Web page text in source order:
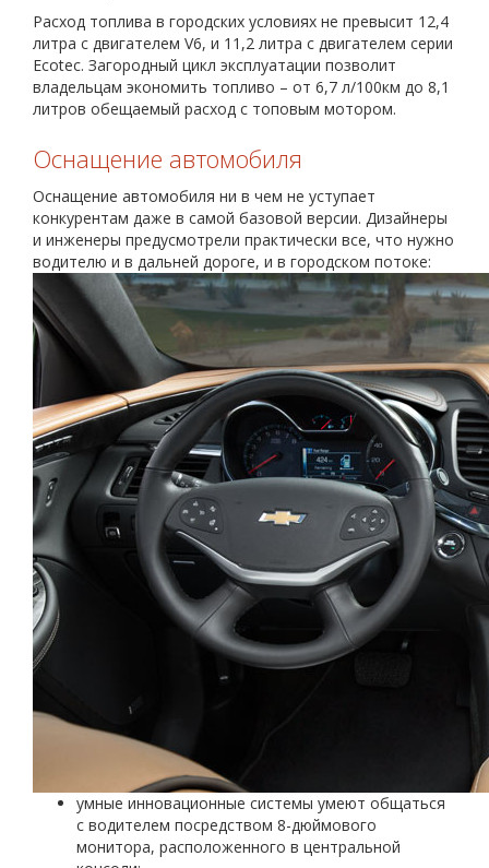
Расход топлива в городских условиях не превысит 12,4
литра с двигателем V6, и 11,2 литра с двигателем серии
Ecotec. Загородный цикл эксплуатации позволит
владельцам экономить топливо – от 6,7 л/100км до 8,1
литров обещаемый расход с топовым мотором.
Оснащение автомобиля
Оснащение автомобиля ни в чем не уступает
конкурентам даже в самой базовой версии. Дизайнеры
и инженеры предусмотрели практически все, что нужно
водителю и в дальней дороге, и в городском потоке:
умные инновационные системы умеют общаться
с водителем посредством 8-дюймового
монитора, расположенного в центральной